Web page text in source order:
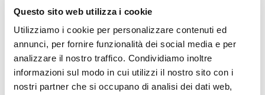
Questo sito web utilizza i cookie
Utilizziamo i cookie per personalizzare contenuti ed
annunci, per fornire funzionalità dei social media e per
analizzare il nostro traffico. Condividiamo inoltre
informazioni sul modo in cui utilizzi il nostro sito con i
nostri partner che si occupano di analisi dei dati web,
Specifiche tecniche
Maggiori
Informazioni
1731491
Moto
Protezione Leve ed accessori